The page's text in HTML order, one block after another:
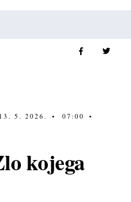
13. 5. 2026. • 07:00
•
kojega